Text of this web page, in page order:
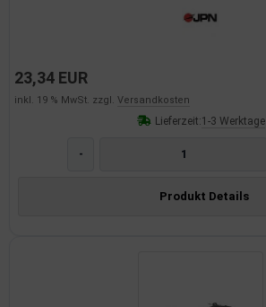
23,34 EUR
inkl. 19 % MwSt. zzgl. Versandkosten
Lieferzeit:1-3 Werktage
-
Produkt Details